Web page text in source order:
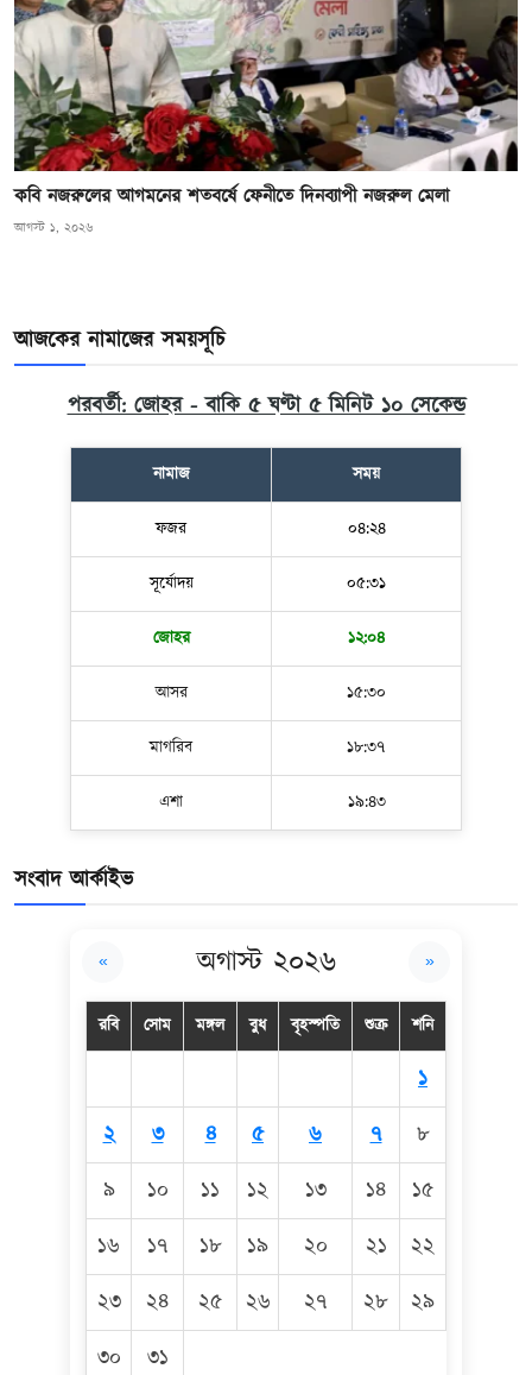
কবি নজরুলের আগমনের শতবর্ষে ফেনীতে দিনব্যাপী নজরুল মেলা
আগস্ট ১, ২০২৬
আজকের নামাজের সময়সূচি
পরবর্তী: জোহর - বাকি ৫ ঘণ্টা ৫ মিনিট ৮ সেকেন্ড
নামাজ সময়
ফজর ০৪:২৪
সূর্যোদয় ০৫:৩১
জোহর ১২:০৪
আসর ১৫:৩০
মাগরিব ১৮:৩৭
এশা ১৯:৪৩
সংবাদ আর্কাইভ
« অগাস্ট ২০২৬ »
রবি সোম মঙ্গল বুধ বৃহস্পতি শুক্র শনি
১
২
৩ ৪ ৫ ৬ ৭
৮
৯
১০ ১১ ১২ ১৩ ১৪
১৫
১৬
১৭ ১৮ ১৯ ২০ ২১
২২
২৩
২৪ ২৫ ২৬ ২৭ ২৮
২৯
৩০
৩১